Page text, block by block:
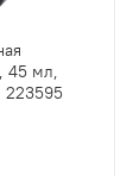
45 мл,
223595